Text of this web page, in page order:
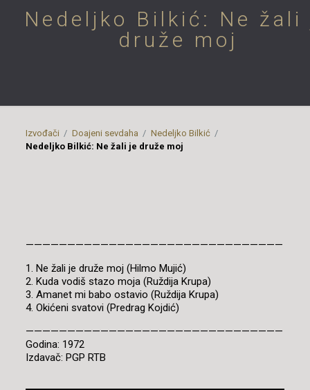
Nedeljko Bilkić: Ne žali
druže moj
Izvođači Doajeni sevdaha
Nedeljko Bilkić
Nedeljko Bilkić: Ne žali je druže moj
———————————————————————————————
1. Ne žali je druže moj (Hilmo Mujić)
2. Kuda vodiš stazo moja (Ruždija Krupa)
3. Amanet mi babo ostavio (Ruždija Krupa)
4. Okićeni svatovi (Predrag Kojdić)
———————————————————————————————
Godina: 1972
Izdavač: PGP RTB